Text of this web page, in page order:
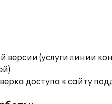
версии (услуги линии
доступа к сайту